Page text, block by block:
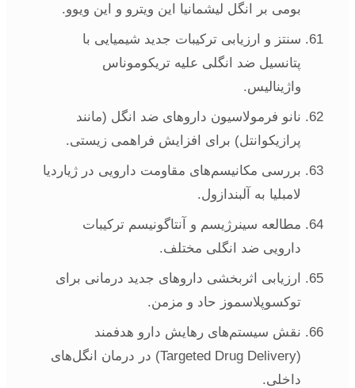
بومی بر انگل لیشمانیا این ویترو و این ویوو.
سنتز و ارزیابی ترکیبات جدید شیمیایی با
پتانسیل ضد انگلی علیه تریکوموناس
واژینالیس.
نانو فرمولاسیون داروهای ضد انگل (مانند
پرازیکوانتل) برای افزایش فراهمی زیستی.
بررسی مکانیسم‌های مقاومت دارویی در ژیاردیا
لامبلیا به آلبندازول.
مطالعه سینرژیسم و آنتاگونیسم ترکیبات
دارویی ضد انگلی مختلف.
ارزیابی اثربخشی داروهای جدید درمانی برای
توکسوپلاسموز حاد و مزمن.
نقش سیستم‌های رهایش دارو هدفمند
(Targeted Drug Delivery) در درمان انگل‌های
داخلی.